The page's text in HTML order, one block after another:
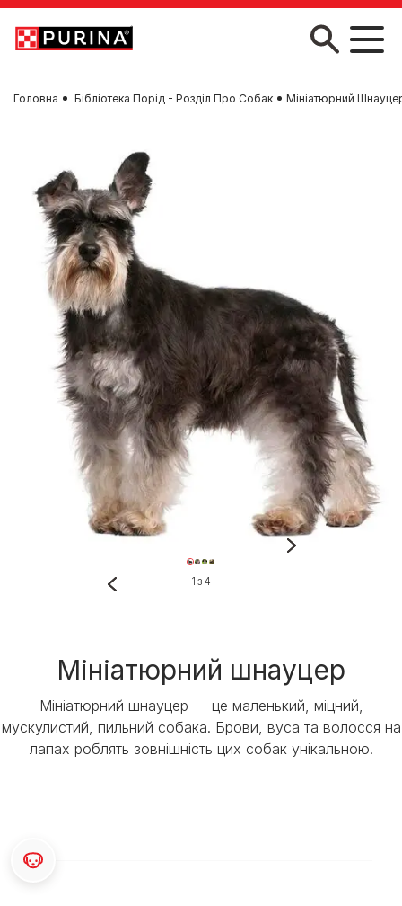
Skip to main content
Головна Бібліотека Порід - Розділ Про Собак Мініатюрний
Мініатюрний шнауцер
Мініатюрний шнауцер — це маленький, міцний,
мускулистий, пильний собака. Брови, вуса та волосся на
лапах роблять зовнішність цих собак унікальною.
1 з 4